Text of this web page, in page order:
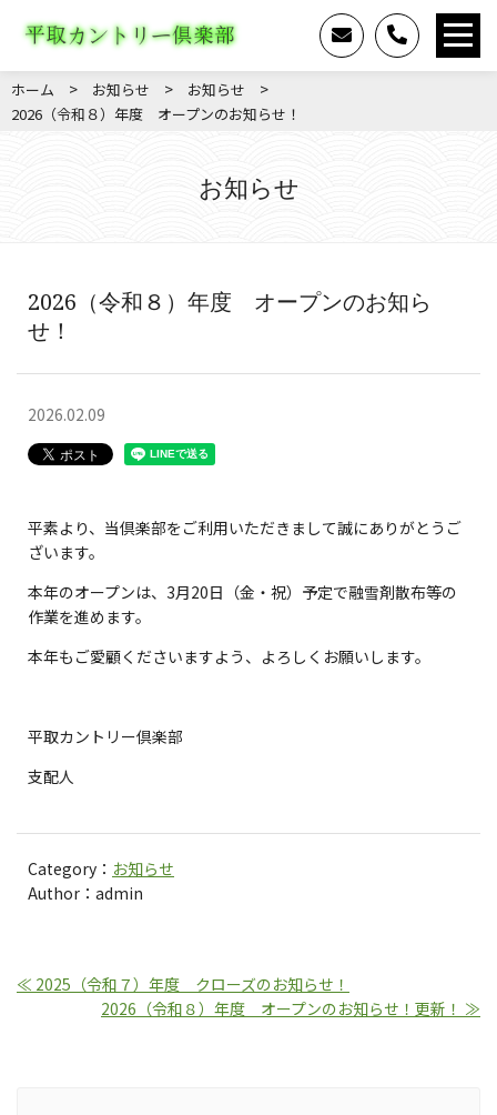
ホーム > お知らせ > お知らせ >
2026（令和８）年度 オープンのお知らせ！
お知らせ
2026（令和８）年度 オープンのお知ら
せ！
2026.02.09
平素より、当倶楽部をご利用いただきまして誠にありがとうご
ざいます。
本年のオープンは、3月20日（金・祝）予定で融雪剤散布等の
作業を進めます。
本年もご愛顧くださいますよう、よろしくお願いします。
平取カントリー倶楽部
支配人
Category： お知らせ
Author：admin
≪ 2025（令和７）年度 クローズのお知らせ！
2026（令和８）年度 オープンのお知らせ！更新！ ≫